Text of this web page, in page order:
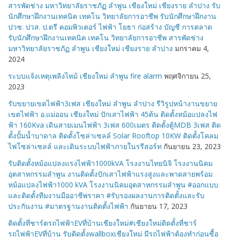
สารพัดช่าง มหาวิทยาลัยราชภัฏ ลำพูน เชียงใหม่ เชียงราย ลำปาง รับ
นักศึกษาฝึกงานเทคนิค เทคโน วิทยาลัยการอาชีพ รับนักศึกษาฝึกงาน
ปวช. ปวส. ป.ตรี คอมพิวเตอร์ ไฟฟ้า โยธา ก่อสร้าง บัญชี การตลาด
รับนักศึกษาฝึกงานเทคนิค เทคโน วิทยาลัยการอาชีพ สารพัดช่าง
มหาวิทยาลัยราชภัฏ ลำพูน เชียงใหม่ เชียงราย ลำปาง มกราคม 4,
2024
ระบบแจ้งเหตุเพลิงไหม้ เชียงใหม่ ลำพูน fire alarm พฤศจิกายน 25,
2023
รับขยายเขตไฟฟ้า3เฟส เชียงใหม่ ลำพูน ลำปาง รีวิรูปหน้างานขยาย
เขตไฟฟ้า อ.แม่ออน เชียงใหม่ ปักเสาไฟฟ้า 45ต้น ติดตั้งหม้อแปลงไฟ
ฟ้า 160Kva เดินสายเมนไฟฟ้า 3เฟส 600เมตร ติดตั้งตู้MDB 3เฟส ติด
ตั้งปั้มน้ำบาดาล ติดตั้งโซล่าเซลล์ Solar Rooftop 10KW ติดตั้งโคลม
ไฟโซล่าเซลล์ และเดินระบบไฟฟ้าภายในรรีสอร์ท กันยายน 23, 2023
รับติดตั้งหม้อแปลงแรงไฟฟ้า1000kVA โรงงานไทยนิจิ โรงงานนิคม
อุตสาหกรรมลำพูน งานติดตั้งปักเสาไฟฟ้าแรงสูงและพาดสายพร้อม
หม้อแปลงไฟฟ้า1000 kVA โรงงานนิคมอุตสาหกรรมลำพูน #ออกแบบ
และติดตั้งทีมงานมืออาชีพราคา #รับรองผลงานการติดตั้งและรับ
ประกันงาน #มาตรฐานงานติดตั้งไฟฟ้า กันยายน 17, 2023
ติดตั้งที่ชาร์ตรถไฟฟ้าEVที่บ้านเชียงใหม่#เชียงใหม่ติดตั้งที่ชาร์
รถไฟฟ้าEVที่บ้าน รับติดตั้งwallboxเชียงใหม่ มีรถไฟฟ้าต้องทำก่อนซื้อ